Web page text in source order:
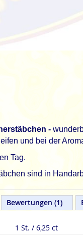
-
und bei der
Tag.
sind in
1 St. / 6,25 ct
Bewertungen 1